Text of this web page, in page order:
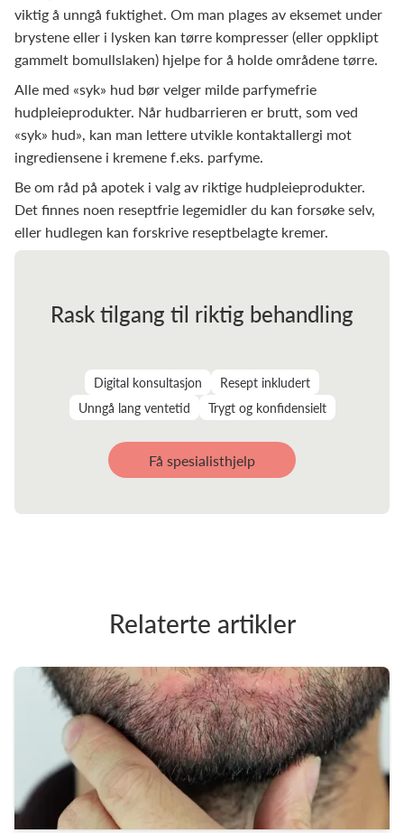
viktig å unngå fuktighet. Om man plages av eksemet under
brystene eller i lysken kan tørre kompresser (eller oppklipt
gammelt bomullslaken) hjelpe for å holde områdene tørre.
Alle med «syk» hud bør velger milde parfymefrie
hudpleieprodukter. Når hudbarrieren er brutt, som ved
«syk» hud», kan man lettere utvikle kontaktallergi mot
ingrediensene i kremene f.eks. parfyme.
Be om råd på apotek i valg av riktige hudpleieprodukter.
Det finnes noen reseptfrie legemidler du kan forsøke selv,
eller hudlegen kan forskrive reseptbelagte kremer.
Rask tilgang til riktig behandling
Digital konsultasjon
Resept inkludert
Unngå lang ventetid
Trygt og konfidensielt
Få spesialisthjelp
Relaterte artikler